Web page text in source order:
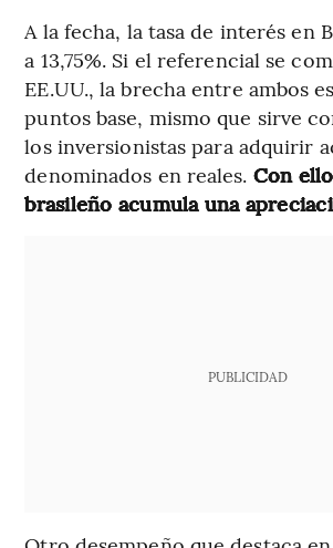
A la fecha, la tasa de interés en
a 13,75%. Si el referencial se
EE.UU., la brecha entre ambos
puntos base, mismo que sirve
los inversionistas para adquirir
denominados en reales. Con
brasileño acumula una
PUBLICIDAD